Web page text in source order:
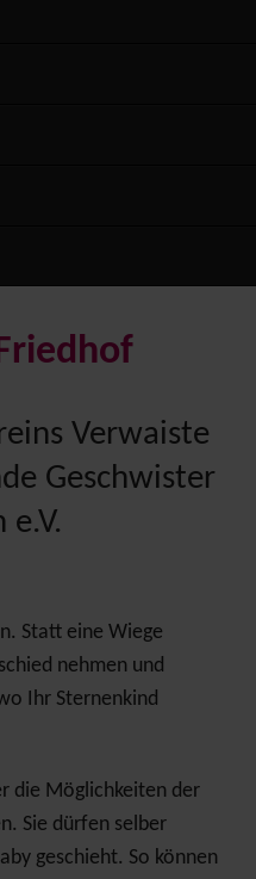
Verwaiste
Geschwister
Statt eine Wiege
nehmen und
Ihr Sternenkind
die Möglichkeiten der
Sie dürfen selber
geschieht. So können